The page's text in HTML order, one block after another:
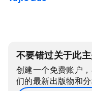
不要错过关于此
创建一个免费账户
们的最新出版物和分